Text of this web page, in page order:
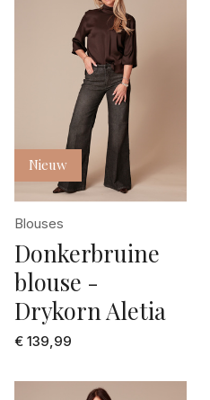
Yaya
Nieuw
Blouses
Donkerbruine
blouse -
Drykorn Aletia
€ 139,99